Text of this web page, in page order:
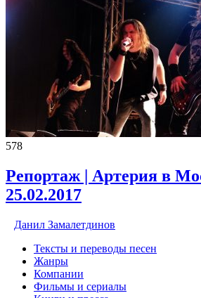
578
Репортаж | Артерия в
25.02.2017
Данил Замалетдинов
Тексты и переводы песен
Жанры
Компании
Фильмы и сериалы